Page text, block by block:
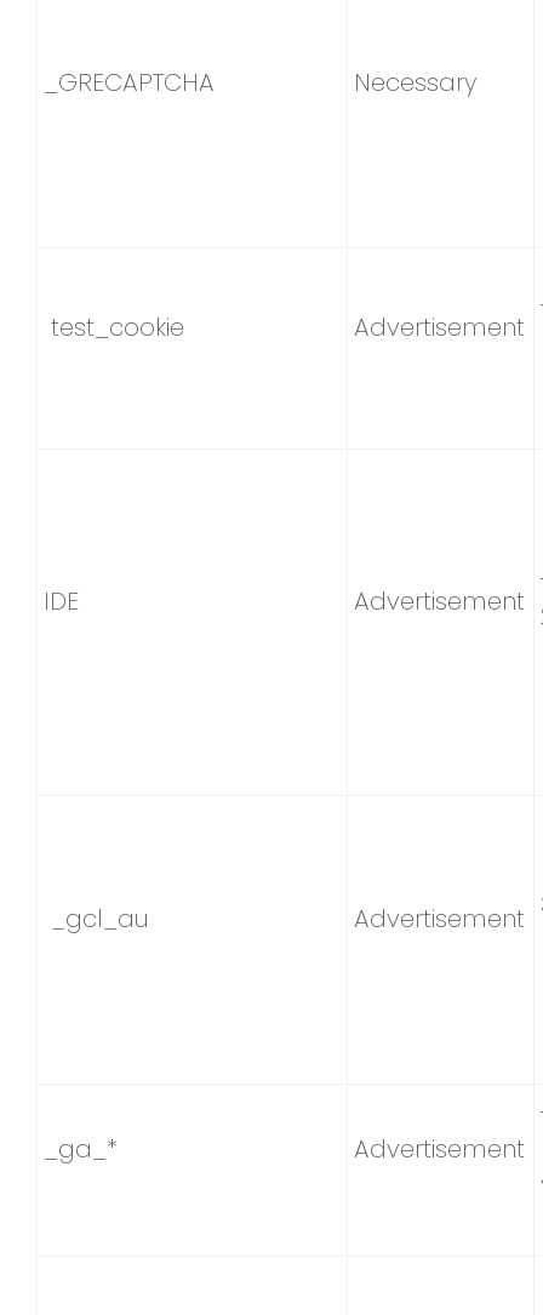
_GRECAPTCHA Necessary
test_cookie Advertisement
IDE Advertisement
_gcl_au Advertisement
_ga_* Advertisement